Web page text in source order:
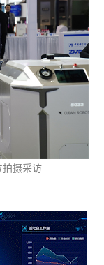
摄采访